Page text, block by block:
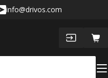
info@drivos.com